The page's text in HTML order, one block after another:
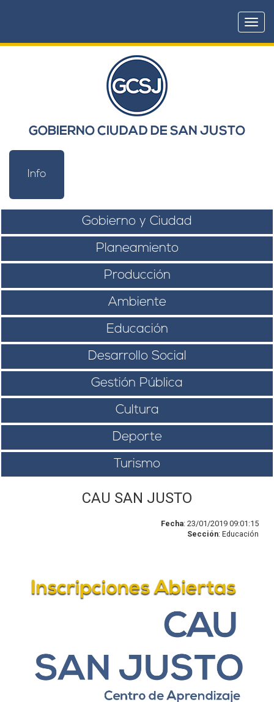
GOBIERNO CIUDAD DE SAN JUSTO
Info
Gobierno y Ciudad
Planeamiento
Producción
Ambiente
Educación
Desarrollo Social
Gestión Pública
Cultura
Deporte
Turismo
CAU SAN JUSTO
Fecha: 23/01/2019 09:01:15
Sección: Educación